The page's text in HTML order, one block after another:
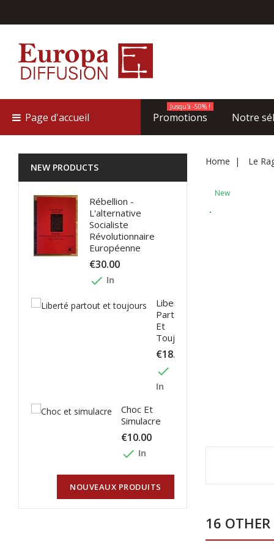
Page d'accueil Promotions
Jusqu'à -50% !
Notre
NEW PRODUCTS
Rébellion -
L'alternative
Socialiste
Révolutionnaire
Européenne
€30.00
done In
Liberté
Partout
Et
Toujours
€18.00
done
In
Choc Et
Simulacre
€10.00
done In
NOUVEAUX PRODUITS
Home Le
New
16